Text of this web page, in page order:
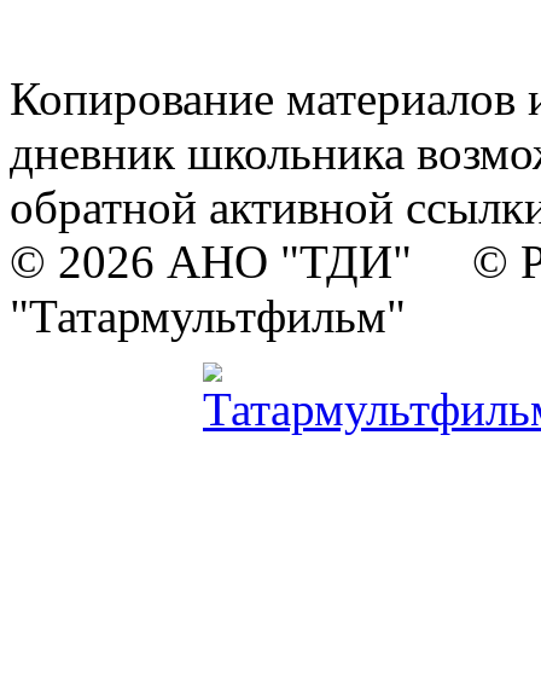
Копирование материалов
дневник школьника
обратной активной
© 2026 АНО "ТДИ" ©
"Татармультфильм"